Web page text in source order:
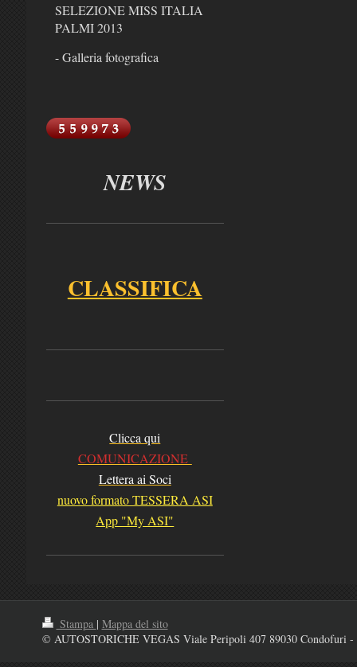
SELEZIONE MISS ITALIA
PALMI 2013
- Galleria fotografica
NEWS
CLASSIFICA
Clicca qui
COMUNICAZIONE
Lettera ai Soci
nuovo formato TESSERA ASI
App "My ASI"
Stampa | Mappa del sito
© AUTOSTORICHE VEGAS Viale Peripoli 407 89030 Condofuri -